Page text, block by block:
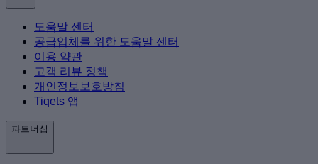
도움말 센터
공급업체를 위한 도움말 센터
이용 약관
고객 리뷰 정책
개인정보보호방침
Tiqets 앱
파트너십